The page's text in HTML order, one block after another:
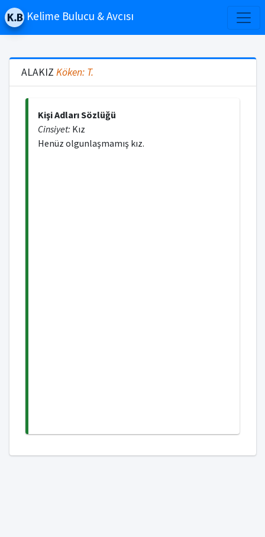
Kelime Bulucu & Avcısı
ALAKIZ Köken:T.
Kişi Adları Sözlüğü
Cinsiyet: Kız
Henüz olgunlaşmamış kız.